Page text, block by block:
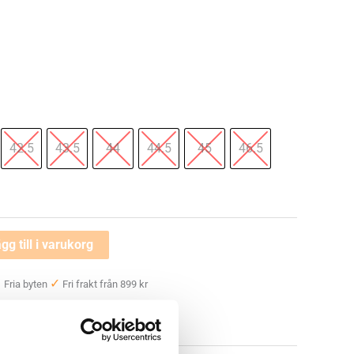
42.5 43.5 44 44.5 45 46.5
till i varukorg
Fria byten ✓ Fri frakt från 899 kr